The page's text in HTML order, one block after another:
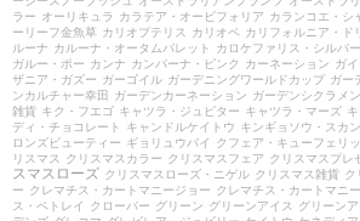
ラー オーリキュラ カラテア・オービフォリア カランコエ・シ
ーリーフ金魚草 カリオプテリス カリオペ カリフォルニア・ド
ルーナ カルーナ・オータムパレット カロケファリス・シルバ
ガルー・ポー カンナ カンパーナ・ピンク カーネーション ガ
ザニア・ガズー ガーゴイル ガーデニングワールドカップ ガー
ンカルチャー幸田
ガーデンカーネーション ガーデンシクラメン
雑貨 キク・フエゴ キャツラ・ジュピター キャツラ・マーズ
ディ・チョコレート
キャンドルケイトウ キンギョソウ・スカ
ロンズビューティー ギョリュウバイ クフェア・キューフェリ
リスマス
クリスマスカラー クリスマスフェア クリスマスプレ
スマスローズ クリスマスローズ・ニゲル クリスマス雑貨 ク
ー クレマチス・カートマニージョー クレマチス・カートマニ
ス・ペトレイ
クローバー グリーン グリーンアイス グリーン